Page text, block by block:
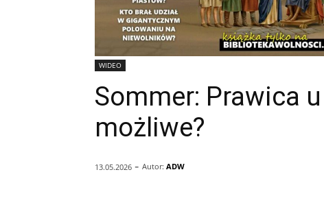
WIDEO
Sommer: Prawica
możliwe?
13.05.2026 - Autor: ADW